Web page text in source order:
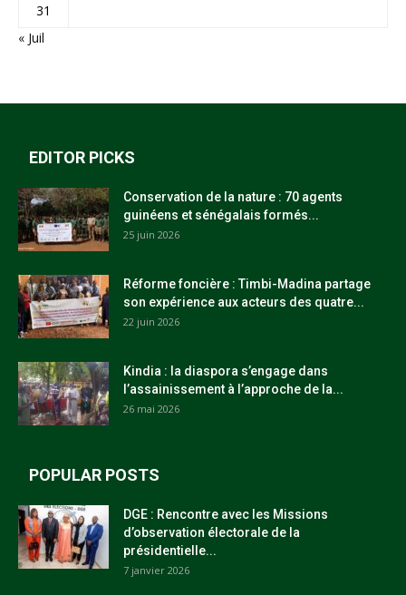
31
« Juil
EDITOR PICKS
Conservation de la nature : 70 agents
guinéens et sénégalais formés...
25 juin 2026
Réforme foncière : Timbi-Madina partage
son expérience aux acteurs des quatre...
22 juin 2026
Kindia : la diaspora s’engage dans
l’assainissement à l’approche de la...
26 mai 2026
POPULAR POSTS
DGE : Rencontre avec les Missions
d’observation électorale de la
présidentielle...
7 janvier 2026